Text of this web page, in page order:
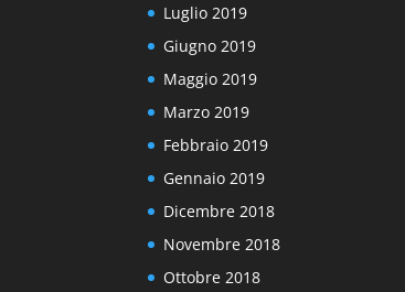
Luglio 2019
Giugno 2019
Maggio 2019
Marzo 2019
Febbraio 2019
Gennaio 2019
Dicembre 2018
Novembre 2018
Ottobre 2018